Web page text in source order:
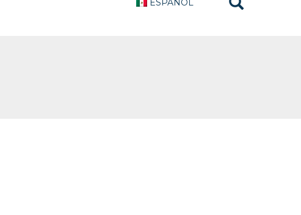
ESPAÑOL